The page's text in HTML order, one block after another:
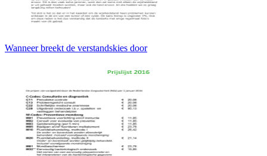
Wanneer breekt de verstandskies door